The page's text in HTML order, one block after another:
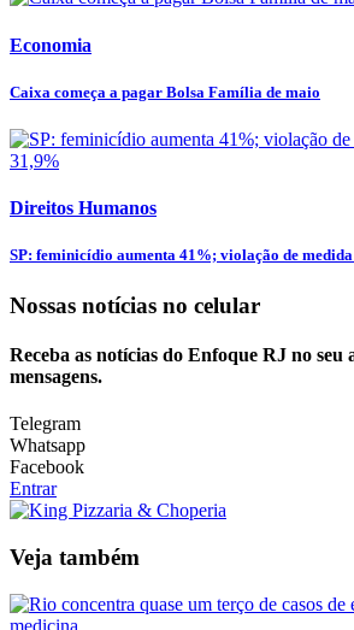
Economia
Caixa começa a pagar Bolsa Família de maio
Direitos Humanos
SP: feminicídio aumenta 41%; violação de
Nossas notícias no celular
Receba as notícias do Enfoque RJ no seu
mensagens.
Telegram
Whatsapp
Facebook
Entrar
Veja também